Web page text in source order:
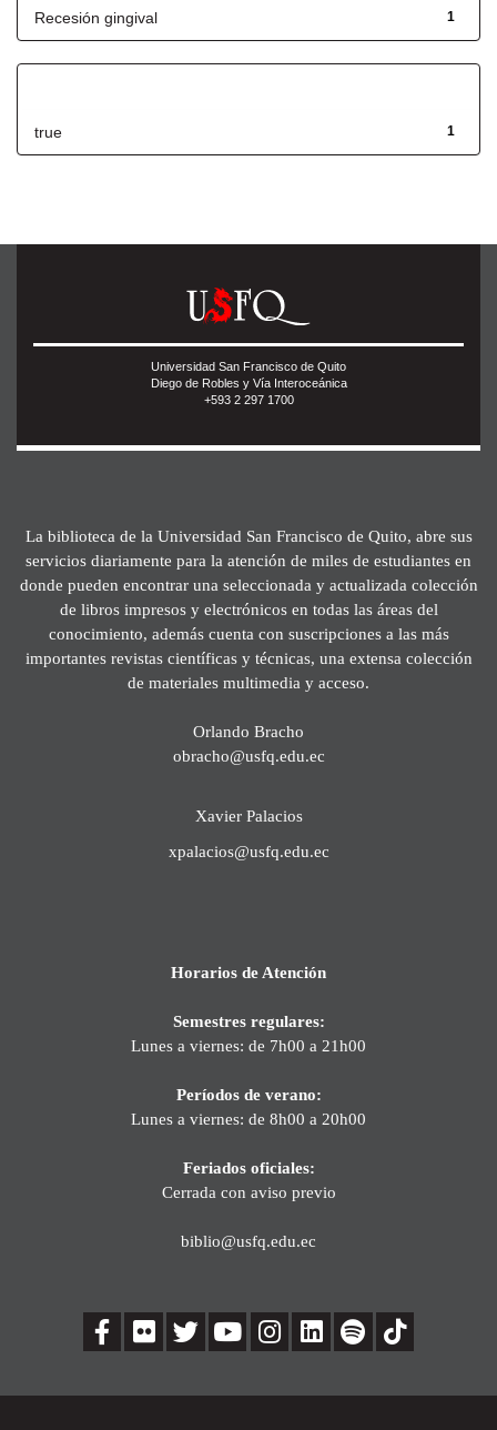
1
Recesión gingival
1
true
Universidad San Francisco de Quito
Diego de Robles y Vía Interoceánica
+593 2 297 1700
La biblioteca de la Universidad San Francisco de Quito, abre sus
servicios diariamente para la atención de miles de estudiantes en
donde pueden encontrar una seleccionada y actualizada colección
de libros impresos y electrónicos en todas las áreas del
conocimiento, además cuenta con suscripciones a las más
importantes revistas científicas y técnicas, una extensa colección
de materiales multimedia y acceso.
Orlando Bracho
obracho@usfq.edu.ec
Xavier Palacios
xpalacios@usfq.edu.ec
Horarios de Atención
Semestres regulares:
Lunes a viernes: de 7h00 a 21h00
Períodos de verano:
Lunes a viernes: de 8h00 a 20h00
Feriados oficiales:
Cerrada con aviso previo
biblio@usfq.edu.ec